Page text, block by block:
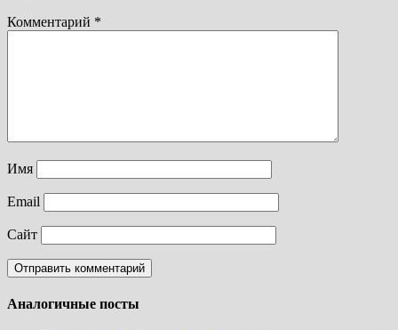
Комментарий *
Имя
Email
Сайт
Аналогичные посты